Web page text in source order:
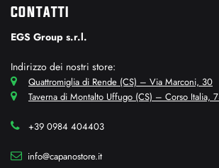
CONTATTI
EGS Group s.r.l.
Indirizzo dei nostri store:
Quattromiglia di Rende (CS) – Via Marconi, 30
Taverna di Montalto Uffugo (CS) – Corso Italia,
+39 0984 404403
info@capanostore.it